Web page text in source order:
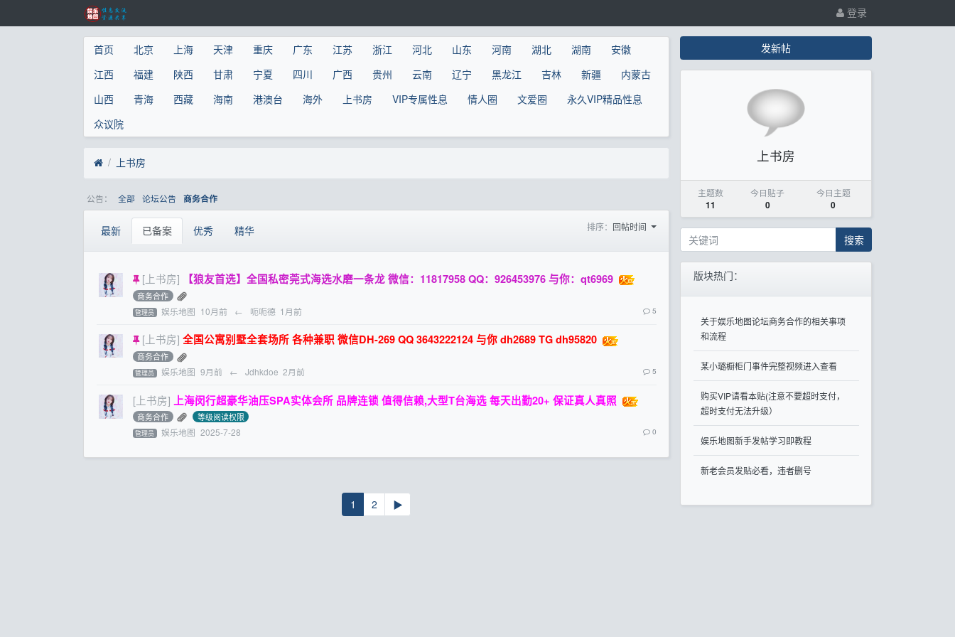
登录
首页 北京 上海 天津 重庆 广东 江苏 浙江 河北 山东 河南 湖北 湖南
安徽
江西
福建 陕西 甘肃 宁夏 四川 广西 贵州 云南 辽宁 黑龙江 吉林 新疆
内蒙古
山西
青海 西藏 海南 港澳台 海外 上书房 VIP专属性息 情人圈 文爱圈
永久VIP精品性息
众议院
上书房
公告： 全部 论坛公告 商务合作
最新 已备案 优秀 精华 排序： 回帖时间
[上书房] 【狼友首选】全国私密莞式海选水磨一条龙 微信：11817958 QQ：926453976 与你：qt6969
商务合作
管理员 娱乐地图 10月前 ← 呃呃德 1月前 5
[上书房] 全国公寓别墅全套场所 各种兼职 微信DH-269 QQ 3643222124 与你 dh2689 TG dh95820
商务合作
管理员 娱乐地图 9月前 ← Jdhkdoe 2月前 5
[上书房] 上海闵行超豪华油压SPA实体会所 品牌连锁 值得信赖,大型T台海选 每天出勤20+ 保证真人真照
商务合作 等级阅读权限
管理员 娱乐地图 2025-7-28 0
1 2 ▶
发新帖
上书房
主题数
11
今日贴子
0
今日主题
0
搜索
版块热门：
关于娱乐地图论坛商务合作的相关事项
和流程
某小璐橱柜门事件完整视频进入查看
购买VIP请看本贴(注意不要超时支付，
超时支付无法升级）
娱乐地图新手发帖学习即教程
新老会员发贴必看，违者删号